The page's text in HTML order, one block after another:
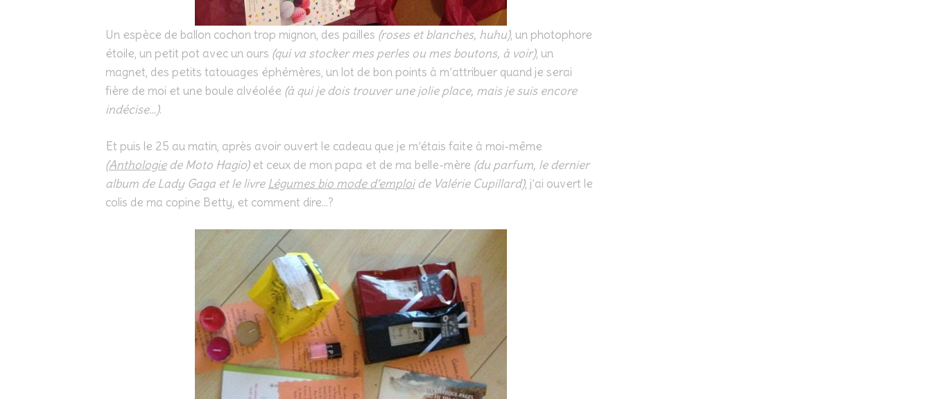
Un espèce de ballon cochon trop mignon, des pailles (roses et blanches, huhu), un photophore
étoile, un petit pot avec un ours (qui va stocker mes perles ou mes boutons, à voir), un
magnet, des petits tatouages éphémères, un lot de bon points à m’attribuer quand je serai
fière de moi et une boule alvéolée (à qui je dois trouver une jolie place, mais je suis encore
indécise…).
Et puis le 25 au matin, après avoir ouvert le cadeau que je m’étais faite à moi-même
(Anthologiede Moto Hagio)et ceux de mon papa et de ma belle-mère (du parfum, le dernier
album de Lady Gaga et le livre Légumes bio mode d’emploide Valérie Cupillard), j’ai ouvert le
colis de ma copine Betty, et comment dire…?